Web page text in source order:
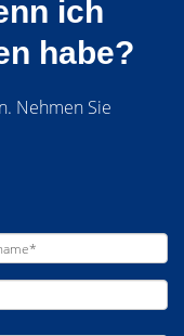
ich
habe?
Nehmen Sie